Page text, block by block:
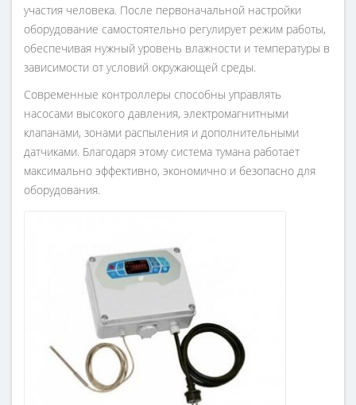
участия человека. После первоначальной настройки
оборудование самостоятельно регулирует режим работы,
обеспечивая нужный уровень влажности и температуры в
зависимости от условий окружающей среды.
Современные контроллеры способны управлять
насосами высокого давления, электромагнитными
клапанами, зонами распыления и дополнительными
датчиками. Благодаря этому система тумана работает
максимально эффективно, экономично и безопасно для
оборудования.